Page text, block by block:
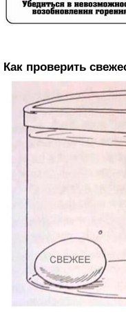
Как проверить